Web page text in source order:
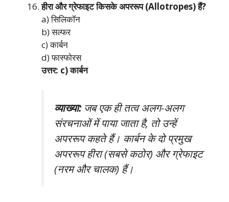
हीरा और ग्रेफाइट किसके अपररूप (Allotropes) हैं?
a) सिलिकॉन
b) सल्फर
c) कार्बन
d) फास्फोरस
उत्तर: c) कार्बन
व्याख्या:जब एक ही तत्व अलग-अलग
संरचनाओं में पाया जाता है, तो उन्हें
अपररूप कहते हैं। कार्बन के दो प्रमुख
अपररूप हीरा (सबसे कठोर) और ग्रेफाइट
(नरम और चालक) हैं।